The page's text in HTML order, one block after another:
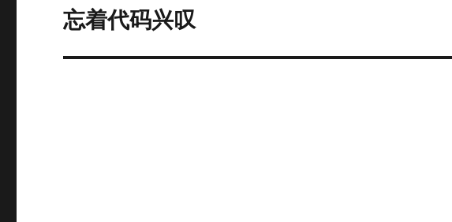
下
篇
文
忘着代码兴叹